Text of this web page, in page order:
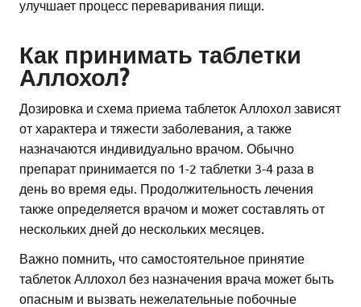
улучшает процесс переваривания пищи.
Как принимать таблетки
Аллохол?
Дозировка и схема приема таблеток Аллохол зависят
от характера и тяжести заболевания, а также
назначаются индивидуально врачом. Обычно
препарат принимается по 1-2 таблетки 3-4 раза в
день во время еды. Продолжительность лечения
также определяется врачом и может составлять от
нескольких дней до нескольких месяцев.
Важно помнить, что самостоятельное принятие
таблеток Аллохол без назначения врача может быть
опасным и вызвать нежелательные побочные